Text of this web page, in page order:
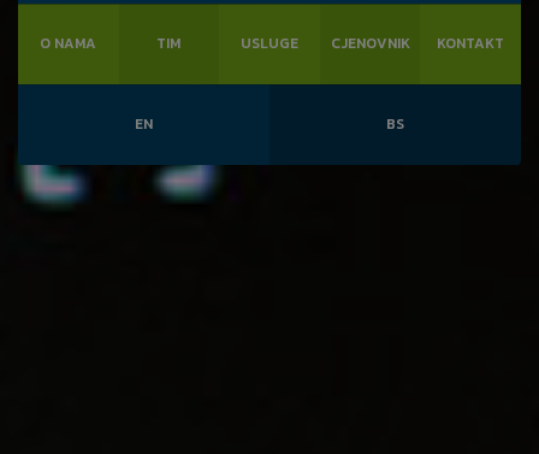
O NAMA TIM USLUGE CJENOVNIK KONTAKT
EN BS